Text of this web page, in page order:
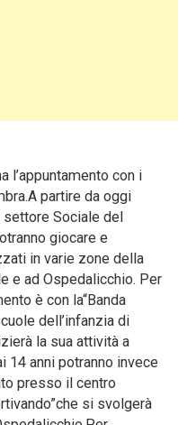
l’appuntamento con i
A partire da oggi
Sociale del
giocare e
in varie zone della
e ad Ospedalicchio. Per
è con la“Banda
dell’infanzia di
la sua attività a
14 anni potranno invece
presso il centro
si svolgerà